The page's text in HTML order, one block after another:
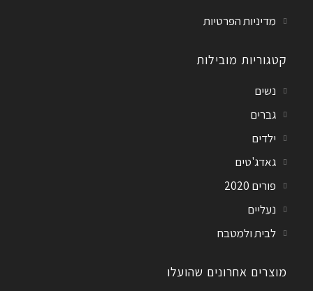
מדיניות הפרטיות
קטגוריות מובילות
נשים
גברים
ילדים
גאדג'טים
פורים 2020
נעליים
לבית ולמטבח
מוצרים אחרונים שהועלו